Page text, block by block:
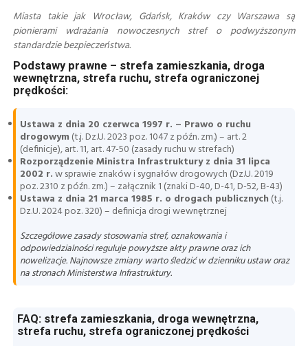
Miasta takie jak Wrocław, Gdańsk, Kraków czy Warszawa są
pionierami wdrażania nowoczesnych stref o podwyższonym
standardzie bezpieczeństwa.
Podstawy prawne – strefa zamieszkania, droga
wewnętrzna, strefa ruchu, strefa ograniczonej
prędkości:
Ustawa z dnia 20 czerwca 1997 r. – Prawo o ruchu
drogowym (t.j. Dz.U. 2023 poz. 1047 z późn. zm.) – art. 2
(definicje), art. 11, art. 47-50 (zasady ruchu w strefach)
Rozporządzenie Ministra Infrastruktury z dnia 31 lipca
2002 r.w sprawie znaków i sygnałów drogowych (Dz.U. 2019
poz. 2310 z późn. zm.) – załącznik 1 (znaki D-40, D-41, D-52, B-43)
Ustawa z dnia 21 marca 1985 r. o drogach publicznych (t.j.
Dz.U. 2024 poz. 320) – definicja drogi wewnętrznej
Szczegółowe zasady stosowania stref, oznakowania i
odpowiedzialności reguluje powyższe akty prawne oraz ich
nowelizacje. Najnowsze zmiany warto śledzić w dzienniku ustaw oraz
na stronach Ministerstwa Infrastruktury.
FAQ: strefa zamieszkania, droga wewnętrzna,
strefa ruchu, strefa ograniczonej prędkości